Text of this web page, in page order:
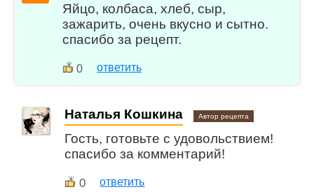
Яйцо, колбаса, хлеб, сыр,
зажарить, очень вкусно и сытно.
спасибо за рецепт.
0 ответить
Наталья Кошкина Автор рецепта
Гость, готовьте с удовольствием!
спасибо за комментарий!
0 ответить